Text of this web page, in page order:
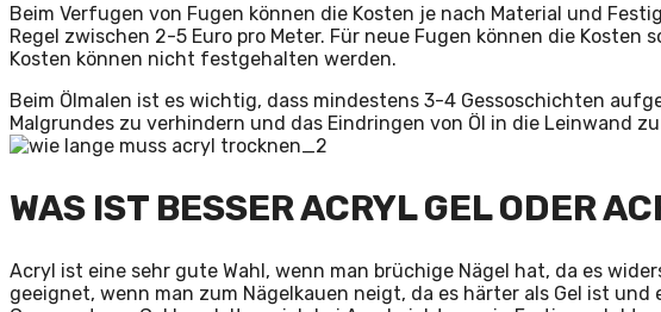
Beim Verfugen von Fugen können die Kosten je nach Material und
Regel zwischen 2-5 Euro pro Meter. Für neue Fugen können die Kosten
Kosten können nicht festgehalten werden.
Beim Ölmalen ist es wichtig, dass mindestens 3-4 Gessoschichten
Malgrundes zu verhindern und das Eindringen von Öl in die Leinwand
WAS IST BESSER ACRYL GEL ODER
Acryl ist eine sehr gute Wahl, wenn man brüchige Nägel hat, da es
geeignet, wenn man zum Nägelkauen neigt, da es härter als Gel ist und